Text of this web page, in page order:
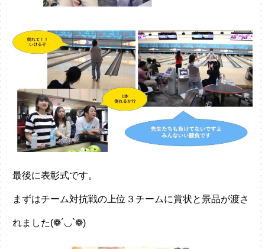
最後に表彰式です。
まずはチーム対抗戦の上位３チームに賞状と景品が渡さ
れました(❁´◡`❁)